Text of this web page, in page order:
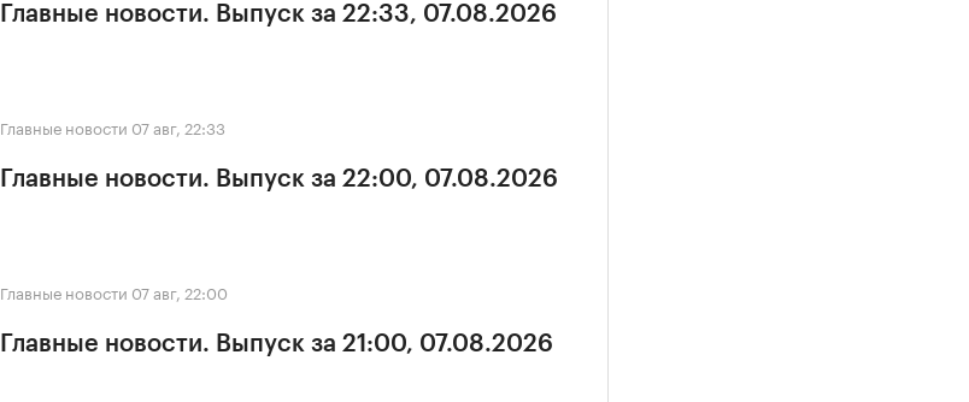
Главные новости. Выпуск за 22:33, 07.08.2026
Главные новости 07 авг, 22:33
Главные новости. Выпуск за 22:00, 07.08.2026
Главные новости 07 авг, 22:00
Главные новости. Выпуск за 21:00, 07.08.2026